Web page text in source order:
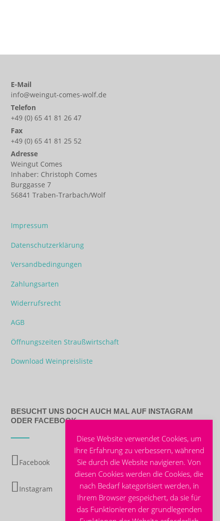
E-Mail
info@weingut-comes-wolf.de
Telefon
+49 (0) 65 41 81 26 47
Fax
+49 (0) 65 41 81 25 52
Adresse
Weingut Comes
Inhaber: Christoph Comes
Burggasse 7
56841 Traben-Trarbach/Wolf
Impressum
Datenschutzerklärung
Versandbedingungen
Zahlungsarten
Widerrufsrecht
AGB
Öffnungszeiten Straußwirtschaft
Download Weinpreisliste
BESUCHT UNS DOCH AUCH MAL AUF INSTAGRAM
ODER FACEBOOK
Facebook
Instagram
Diese Website verwendet Cookies, um
Ihre Erfahrung zu verbessern, während
Sie durch die Website navigieren. Von
diesen Cookies werden die Cookies, die
nach Bedarf kategorisiert werden, in
Ihrem Browser gespeichert, da sie für
das Funktionieren der grundlegenden